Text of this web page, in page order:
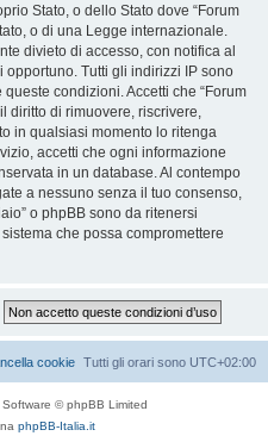
Stato, o dello Stato dove “Forum
o di una Legge internazionale.
divieto di accesso, con notifica al
Tutti gli indirizzi IP sono
condizioni. Accetti che “Forum
diritto di rimuovere, riscrivere,
in qualsiasi momento lo ritenga
accetti che ogni informazione
in un database. Al contempo
a nessuno senza il tuo consenso,
o phpBB sono da ritenersi
che possa compromettere
Tutti gli orari sono UTC+02:00
cookie
© phpBB Limited
phpBB-Italia.it